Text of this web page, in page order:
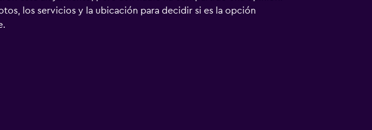
los servicios y la ubicación para decidir si es la opción